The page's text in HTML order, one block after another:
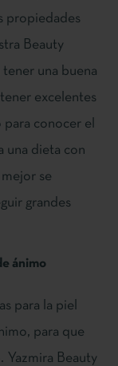
propiedades
Beauty
una buena
excelentes
conocer el
una dieta con
se
grandes
ánimo
para la piel
para que
Yazmira Beauty